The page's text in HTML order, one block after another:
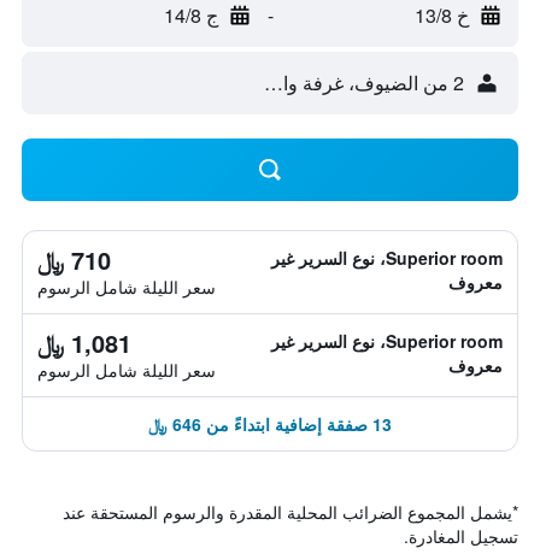
خ 13/8 - ج 14/8
2 من الضيوف، غرفة واحدة
Superior room، نوع السرير غير
معروف
710 ﷼
سعر الليلة شامل الرسوم
Superior room، نوع السرير غير
معروف
1,081 ﷼
سعر الليلة شامل الرسوم
13 صفقة إضافية ابتداءً من 646 ﷼
*يشمل المجموع الضرائب المحلية المقدرة والرسوم المستحقة عند
تسجيل المغادرة.